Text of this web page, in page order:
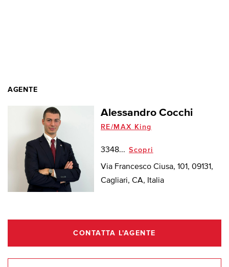
AGENTE
Alessandro Cocchi
RE/MAX King
3348... Scopri
Via Francesco Ciusa, 101, 09131,
Cagliari, CA, Italia
CONTATTA L'AGENTE